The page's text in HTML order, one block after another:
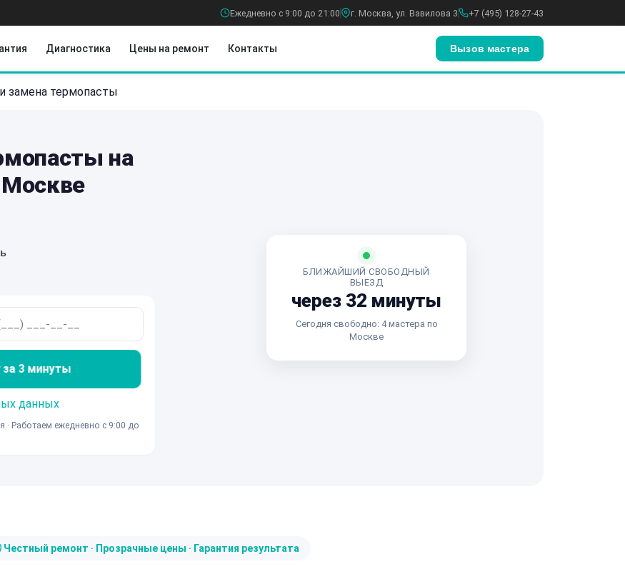
Ежедневно с 9:00 до 21:00 г. Москва, ул. Вавилова 3 +7 (495) 128-27-43
Диагностика Цены на ремонт Контакты Вызов мастера
замена термопасты
на
за 3 минуты
данных
· Работаем ежедневно с 9:00 до
БЛИЖАЙШИЙ СВОБОДНЫЙ
ВЫЕЗД
через 32 минуты
Сегодня свободно: 4 мастера по
Москве
Честный ремонт · Прозрачные цены · Гарантия результата